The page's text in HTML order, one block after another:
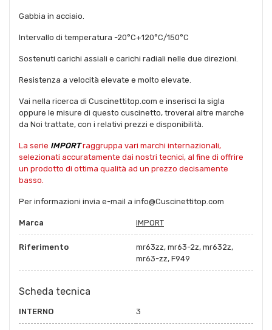
Gabbia in acciaio.
Intervallo di temperatura -20°C+120°C/150°C
Sostenuti carichi assiali e carichi radiali nelle due direzioni.
Resistenza a velocità elevate e molto elevate.
Vai nella ricerca di Cuscinettitop.com e inserisci la sigla
oppure le misure di questo cuscinetto, troverai altre marche
da Noi trattate, con i relativi prezzi e disponibilità.
La serie IMPORTraggruppa vari marchi internazionali,
selezionati accuratamente dai nostri tecnici, al fine di offrire
un prodotto di ottima qualità ad un prezzo decisamente
basso.
Per informazioni invia e-mail a info@Cuscinettitop.com
Marca IMPORT
Riferimento
mr63zz, mr63-2z, mr632z,
mr63-zz, F949
Scheda tecnica
INTERNO 3